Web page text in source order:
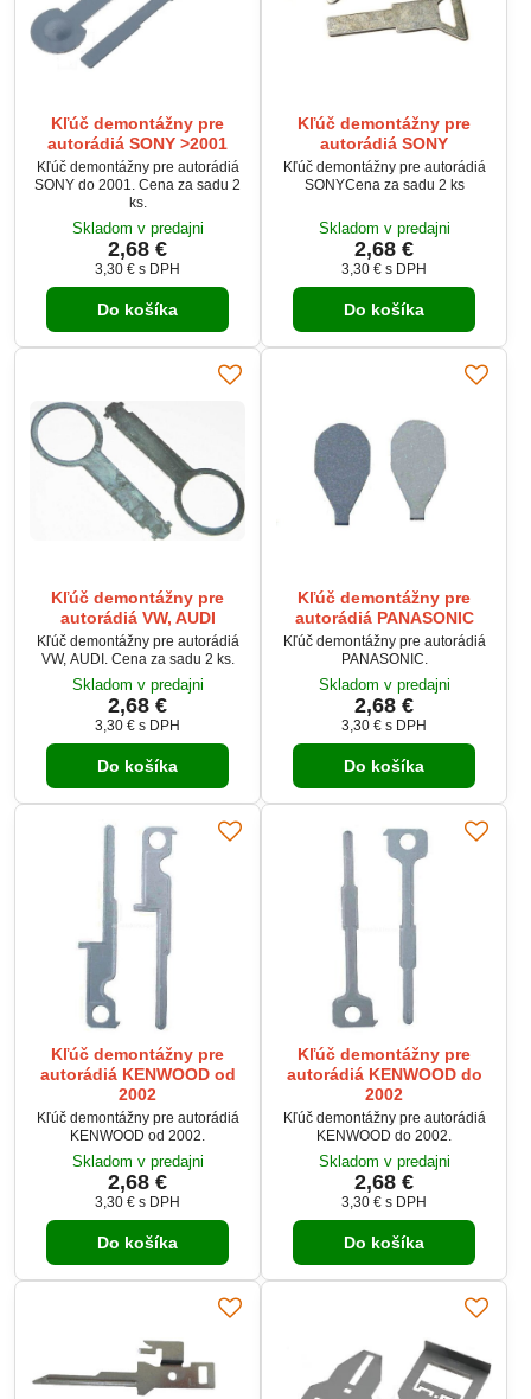
Kľúč demontážny pre
autorádiá SONY >2001
Kľúč demontážny pre autorádiá
SONY do 2001. Cena za sadu 2
ks.
Skladom v predajni
2,68 €
3,30 € s DPH
Do košíka
Kľúč demontážny pre
autorádiá SONY
Kľúč demontážny pre autorádiá
SONYCena za sadu 2 ks
Skladom v predajni
2,68 €
3,30 € s DPH
Do košíka
Kľúč demontážny pre
autorádiá VW, AUDI
Kľúč demontážny pre autorádiá
VW, AUDI. Cena za sadu 2 ks.
Skladom v predajni
2,68 €
3,30 € s DPH
Do košíka
Kľúč demontážny pre
autorádiá PANASONIC
Kľúč demontážny pre autorádiá
PANASONIC.
Skladom v predajni
2,68 €
3,30 € s DPH
Do košíka
Kľúč demontážny pre
autorádiá KENWOOD od
2002
Kľúč demontážny pre autorádiá
KENWOOD od 2002.
Skladom v predajni
2,68 €
3,30 € s DPH
Do košíka
Kľúč demontážny pre
autorádiá KENWOOD do
2002
Kľúč demontážny pre autorádiá
KENWOOD do 2002.
Skladom v predajni
2,68 €
3,30 € s DPH
Do košíka